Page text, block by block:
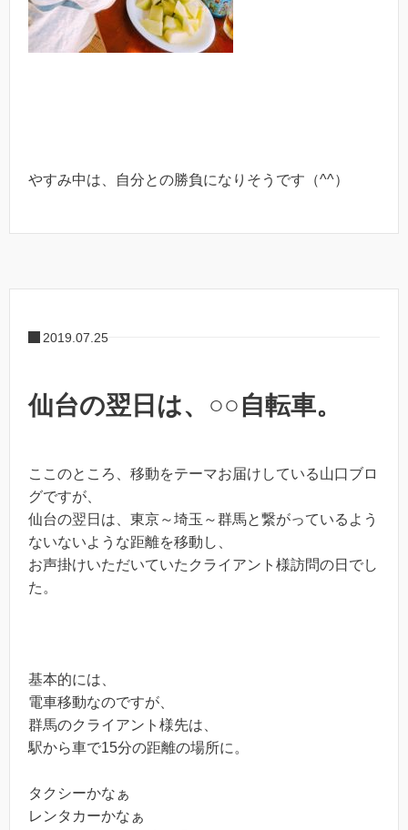
やすみ中は、自分との勝負になりそうです（^^）
2019.07.25
仙台の翌日は、○○自転車。
ここのところ、移動をテーマお届けしている山口ブロ
グですが、
仙台の翌日は、東京～埼玉～群馬と繋がっているよう
ないないような距離を移動し、
お声掛けいただいていたクライアント様訪問の日でし
た。
基本的には、
電車移動なのですが、
群馬のクライアント様先は、
駅から車で15分の距離の場所に。
タクシーかなぁ
レンタカーかなぁ